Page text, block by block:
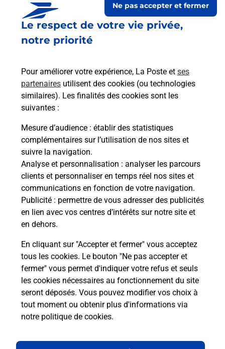
Le respect de votre vie privée,
notre priorité
Pour améliorer votre expérience, La Poste et ses
partenaires utilisent des cookies (ou technologies
similaires). Les finalités des cookies sont les
suivantes :
Mesure d’audience : établir des statistiques
complémentaires sur l’utilisation de nos sites et
suivre la navigation.
Analyse et personnalisation : analyser les parcours
clients et personnaliser en temps réel nos sites et
communications en fonction de votre navigation.
Publicité : permettre de vous adresser des publicités
en lien avec vos centres d’intérêts sur notre site et
en dehors.
En cliquant sur "Accepter et fermer" vous acceptez
tous les cookies. Le bouton "Ne pas accepter et
fermer" vous permet d'indiquer votre refus et seuls
les cookies nécessaires au fonctionnement du site
seront déposés. Vous pouvez modifier vos choix à
tout moment ou obtenir plus d'informations via
notre politique de cookies.
Ne pas accepter et fermer
Est-il possible d’acheter un
emballage directement depuis un
Comment demander une
modification de livraison ?
Comment La Poste participe-t-elle
à votre sécurité au quotidien ?
Puis-je passer mon code de la route
avec La Poste et sous quelles
conditions ?
Localiser Liste Doubs ST HIPPOLYTE